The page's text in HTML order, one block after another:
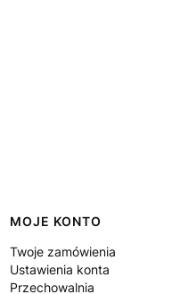
MOJE KONTO
Twoje zamówienia
Ustawienia konta
Przechowalnia